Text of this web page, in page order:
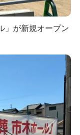
」が新規オープン